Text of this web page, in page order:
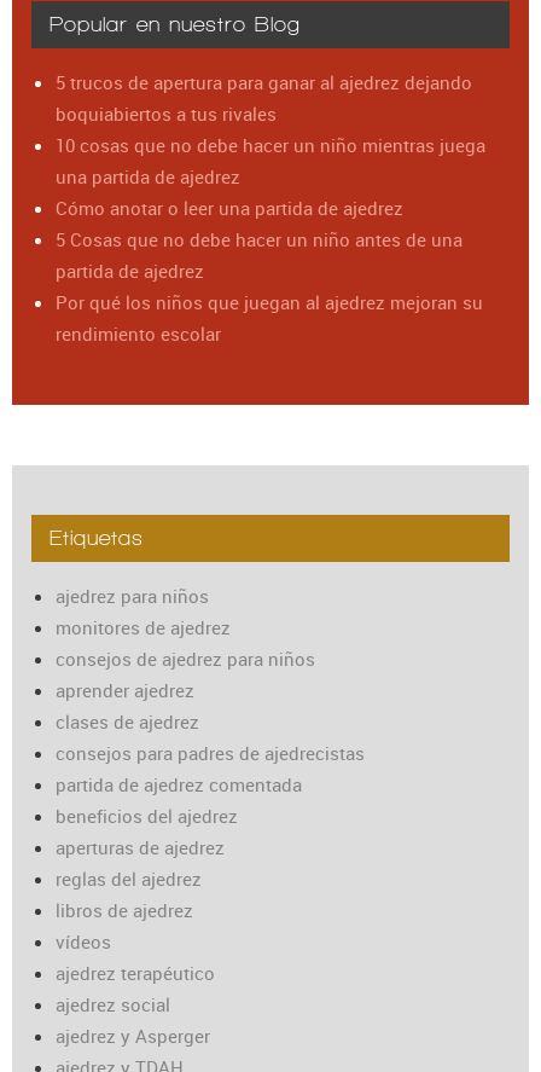
Popular en nuestro Blog
5 trucos de apertura para ganar al ajedrez dejando
boquiabiertos a tus rivales
10 cosas que no debe hacer un niño mientras juega
una partida de ajedrez
Cómo anotar o leer una partida de ajedrez
5 Cosas que no debe hacer un niño antes de una
partida de ajedrez
Por qué los niños que juegan al ajedrez mejoran su
rendimiento escolar
Etiquetas
ajedrez para niños
monitores de ajedrez
consejos de ajedrez para niños
aprender ajedrez
clases de ajedrez
consejos para padres de ajedrecistas
partida de ajedrez comentada
beneficios del ajedrez
aperturas de ajedrez
reglas del ajedrez
libros de ajedrez
vídeos
ajedrez terapéutico
ajedrez social
ajedrez y Asperger
ajedrez y TDAH